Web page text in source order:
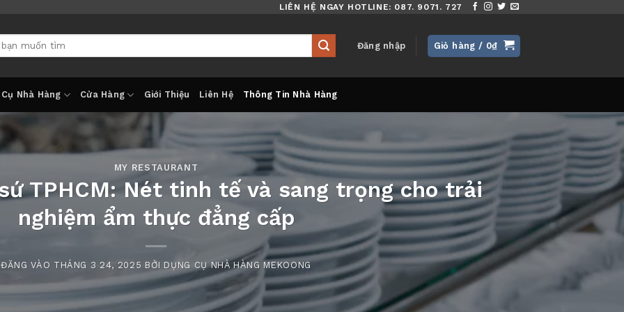
LIÊN HỆ NGAY HOTLINE: 087. 9071. 727
Đăng nhập Giỏ hàng / 0₫
Nhà Hàng Cửa Hàng Giới Thiệu Liên Hệ Thông Tin Nhà Hàng
MY RESTAURANT
TPHCM: Nét tinh tế và sang trọng cho trải
nghiệm ẩm thực đẳng cấp
ĐĂNG VÀO THÁNG 3 24, 2025 BỞI DỤNG CỤ NHÀ HÀNG MEKOONG